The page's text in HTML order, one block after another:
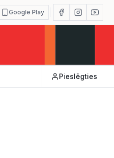
Google Play
Pieslēgties